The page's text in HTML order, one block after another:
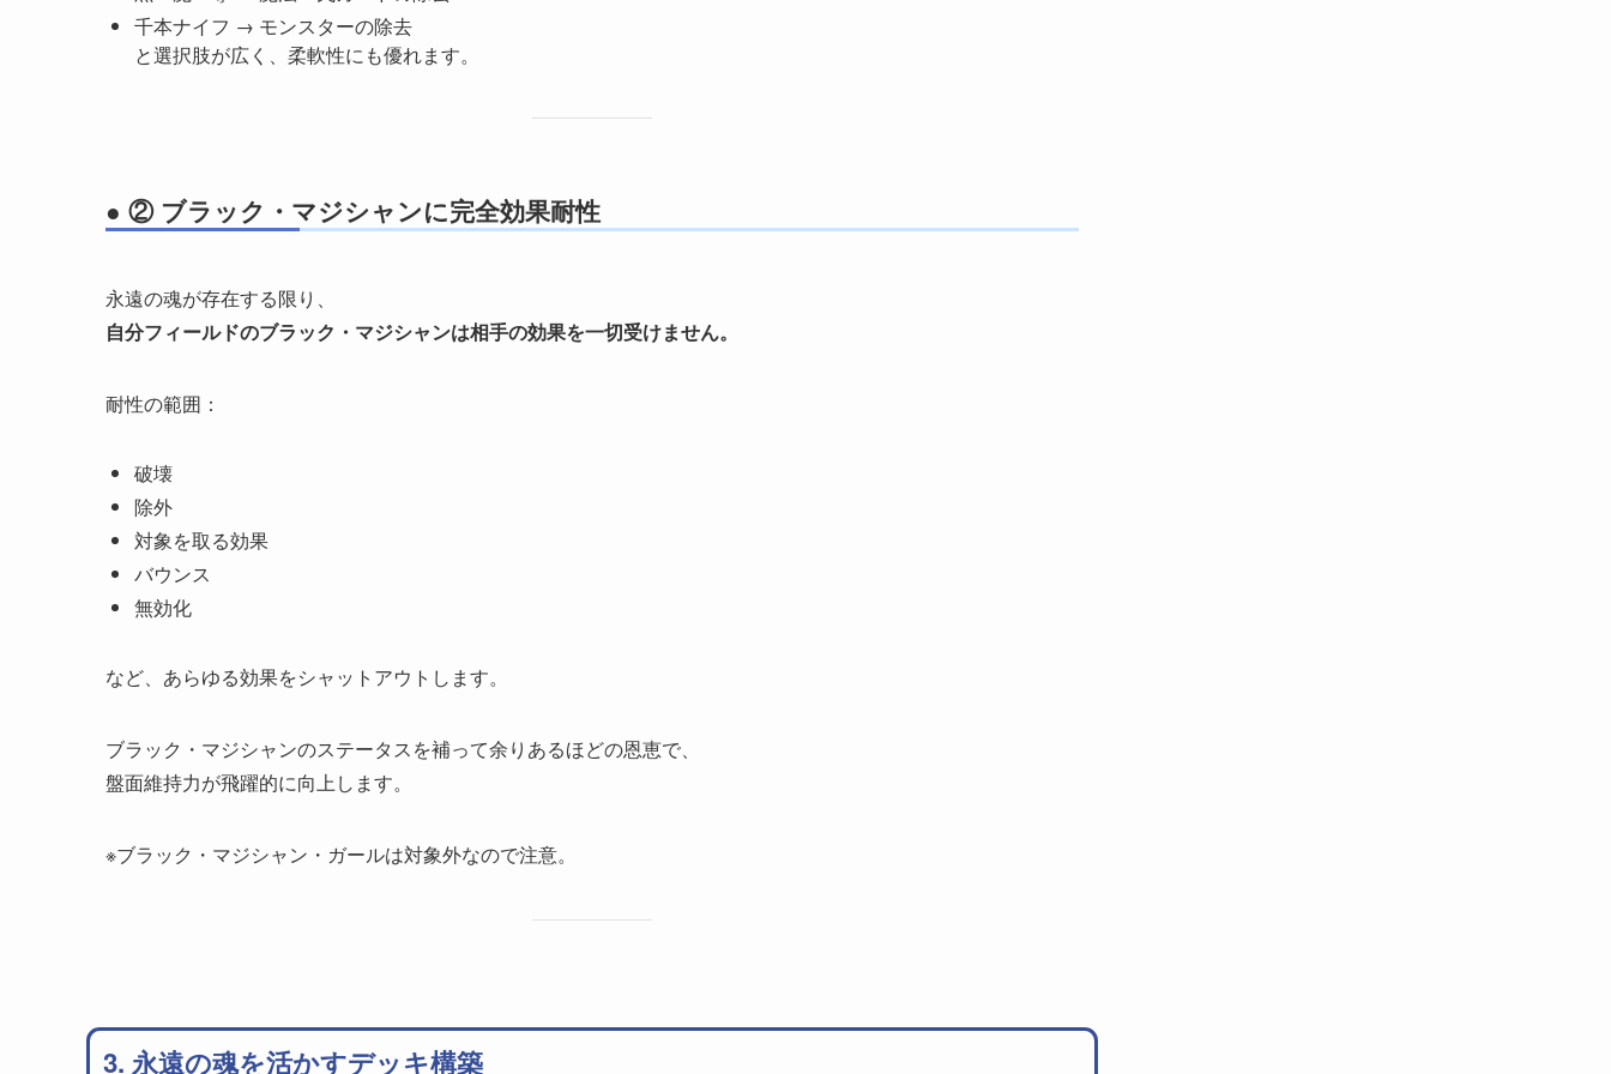
千本ナイフ → モンスターの除去
と選択肢が広く、柔軟性にも優れます。
● ② ブラック・マジシャンに完全効果耐性
永遠の魂が存在する限り、
自分フィールドのブラック・マジシャンは相手の効果を一切受けません。
耐性の範囲：
破壊
除外
対象を取る効果
バウンス
無効化
など、あらゆる効果をシャットアウトします。
ブラック・マジシャンのステータスを補って余りあるほどの恩恵で、
盤面維持力が飛躍的に向上します。
※ブラック・マジシャン・ガールは対象外なので注意。
3. 永遠の魂を活かすデッキ構築